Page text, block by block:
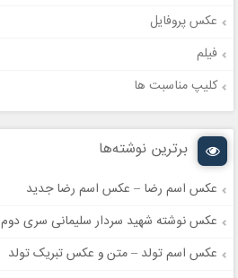
عکس پروفایل
فیلم
کلیپ مناسبت ها
برترین نوشته‌ها
عکس اسم رضا – عکس اسم رضا جدید
عکس نوشته شهید سردار سلیمانی سری دوم
عکس اسم تولد – متن و عکس تبریک تولد